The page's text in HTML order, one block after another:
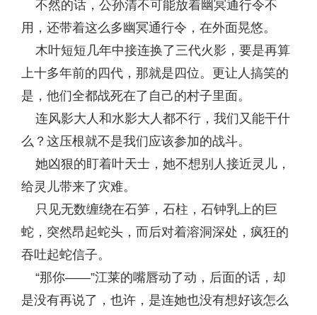
不然的话，公孙清不可能放着幽冥通行令不
用，还带着这么多幽冥通行令，在外面晃悠。
木叶短短几年中接连换了三代火影，要是再算
上十多年前的四代，那就是四位。更让人搞笑的
是，他们全都战死在了自己的村子里面。
连风影大人和水影大人都不行，我们又能干什
么？这压根就不是我们应该参加的战斗。
她凶狠的盯着叶天士，她不想别人接近灵儿，
给灵儿带来了灾难。
只见无数缠绕在石笋，石柱，石钟乳上的巨
蛇，突然昂起蛇头，而后对着溶洞深处，疯狂的
吞吐起蛇信子。
“那你——”江莱的嘴唇动了动，后面的话，却
是没有再说了，也许，是连她也没有想好该怎么